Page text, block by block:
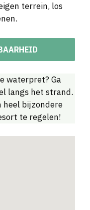
terrein, los
waterpret? Ga
langs het strand.
heel bijzondere
te regelen!